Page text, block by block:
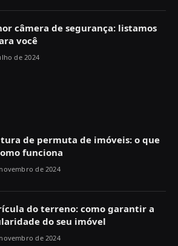
câmera de segurança: listamos
você
de 2024
de permuta de imóveis: o que
funciona
de 2024
do terreno: como garantir a
do seu imóvel
de 2024